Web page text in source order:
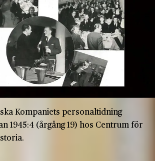
Kompaniets personaltidning
1945:4 (årgång 19) hos Centrum för